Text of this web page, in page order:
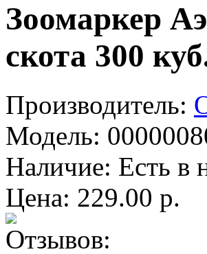
Зоомаркер
скота 300
Производитель:
Модель:
Наличие: Есть в
Цена: 229.00 р.